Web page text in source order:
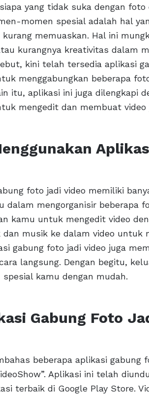
yang tidak suka dengan
momen spesial adalah hal
memuaskan. Hal ini
kurangnya kreativitas dalam
kini telah tersedia aplikasi
menggabungkan beberapa
itu, aplikasi ini juga dilengkapi
mengedit dan membuat video
foto jadi video memiliki
mengorganisir beberapa
kamu untuk mengedit video
dan musik ke dalam video untuk
gabung foto jadi video juga
langsung. Dengan begitu,
kamu dengan mudah.
Gabung Foto
beberapa aplikasi gabung
Aplikasi ini telah
terbaik di Google Play Store.